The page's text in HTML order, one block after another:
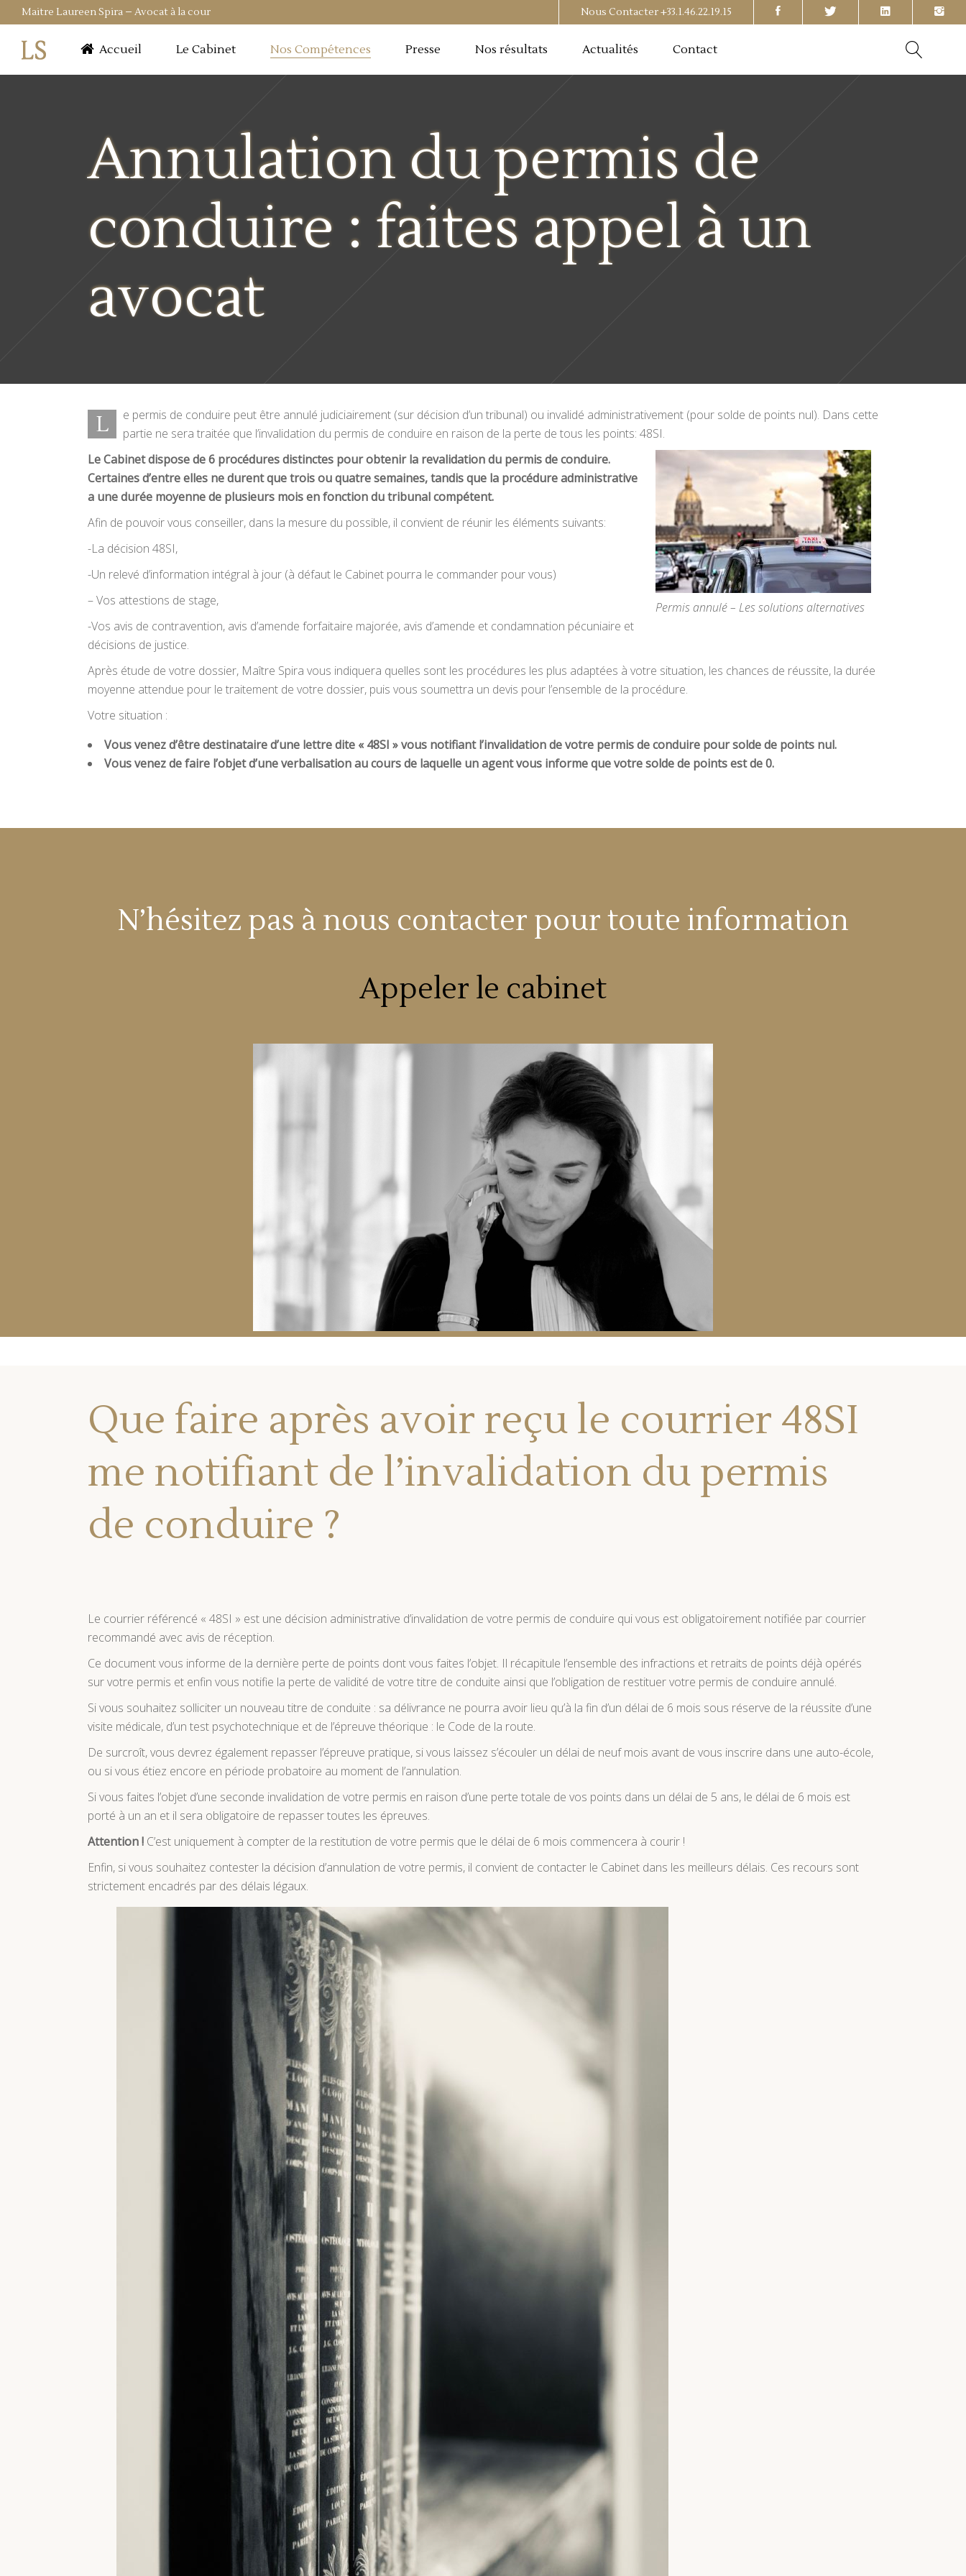
Maitre Laureen Spira – Avocat à la cour Nous Contacter+33.1.46.22.19.15
Accueil Le Cabinet Nos Compétences Presse Nos résultats Actualités Contact
Annulation du permis de
conduire : faites appel à un
avocat
L
e permis de conduire peut être annulé judiciairement (sur décision d’un tribunal) ou invalidé administrativement (pour solde de points nul). Dans cette
partie ne sera traitée que l’invalidation du permis de conduire en raison de la perte de tous les points: 48SI.
Permis annulé – Les solutions alternatives
Le Cabinet dispose de 6 procédures distinctes pour obtenir la revalidation du permis de conduire.
Certaines d’entre elles ne durent que trois ou quatre semaines, tandis que la procédure administrative
a une durée moyenne de plusieurs mois en fonction du tribunal compétent.
Afin de pouvoir vous conseiller, dans la mesure du possible, il convient de réunir les éléments suivants:
-La décision 48SI,
-Un relevé d’information intégral à jour (à défaut le Cabinet pourra le commander pour vous)
– Vos attestions de stage,
-Vos avis de contravention, avis d’amende forfaitaire majorée, avis d’amende et condamnation pécuniaire et
décisions de justice.
Après étude de votre dossier, Maître Spira vous indiquera quelles sont les procédures les plus adaptées à votre situation, les chances de réussite, la durée
moyenne attendue pour le traitement de votre dossier, puis vous soumettra un devis pour l’ensemble de la procédure.
Votre situation :
Vous venez d’être destinataire d’une lettre dite « 48SI » vous notifiant l’invalidation de votre permis de conduire pour solde de points nul.
Vous venez de faire l’objet d’une verbalisation au cours de laquelle un agent vous informe que votre solde de points est de 0.
N’hésitez pas à nous contacter pour toute information
Appeler le cabinet
Que faire après avoir reçu le courrier 48SI
me notifiant de l’invalidation du permis
de conduire ?
Le courrier référencé « 48SI » est une décision administrative d’invalidation de votre permis de conduire qui vous est obligatoirement notifiée par courrier
recommandé avec avis de réception.
Ce document vous informe de la dernière perte de points dont vous faites l’objet. Il récapitule l’ensemble des infractions et retraits de points déjà opérés
sur votre permis et enfin vous notifie la perte de validité de votre titre de conduite ainsi que l’obligation de restituer votre permis de conduire annulé.
Si vous souhaitez solliciter un nouveau titre de conduite : sa délivrance ne pourra avoir lieu qu’à la fin d’un délai de 6 mois sous réserve de la réussite d’une
visite médicale, d’un test psychotechnique et de l’épreuve théorique : le Code de la route.
De surcroît, vous devrez également repasser l’épreuve pratique, si vous laissez s’écouler un délai de neuf mois avant de vous inscrire dans une auto-école,
ou si vous étiez encore en période probatoire au moment de l’annulation.
Si vous faites l’objet d’une seconde invalidation de votre permis en raison d’une perte totale de vos points dans un délai de 5 ans, le délai de 6 mois est
porté à un an et il sera obligatoire de repasser toutes les épreuves.
Attention ! C’est uniquement à compter de la restitution de votre permis que le délai de 6 mois commencera à courir !
Enfin, si vous souhaitez contester la décision d’annulation de votre permis, il convient de contacter le Cabinet dans les meilleurs délais. Ces recours sont
strictement encadrés par des délais légaux.